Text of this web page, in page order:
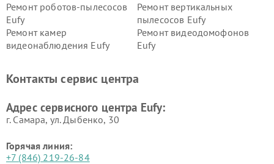
Ремонт роботов-пылесосов
Eufy
Ремонт вертикальных
пылесосов Eufy
Ремонт камер
видеонаблюдения Eufy
Ремонт видеодомофонов
Eufy
Контакты сервис центра
Адрес сервисного центра Eufy:
г. Самара, ул. Дыбенко, 30
Горячая линия:
+7 (846) 219-26-84